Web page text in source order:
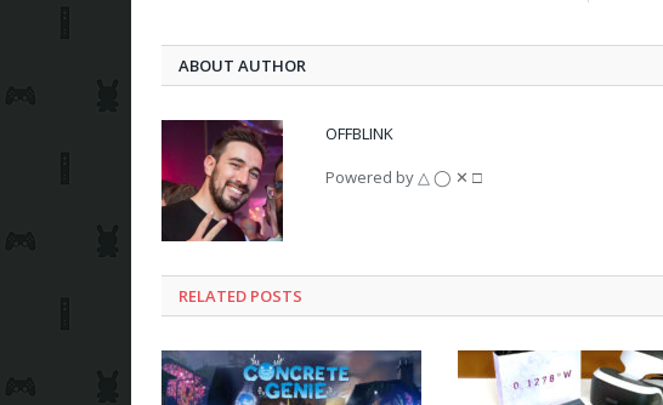
ABOUT AUTHOR
OFFBLINK
Powered by △ ◯ ✕ □
RELATED POSTS